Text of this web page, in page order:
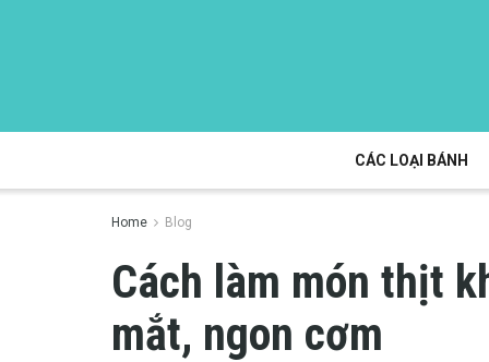
CÁC LOẠI BÁNH
Home Blog
Cách làm món thịt
mắt, ngon cơm